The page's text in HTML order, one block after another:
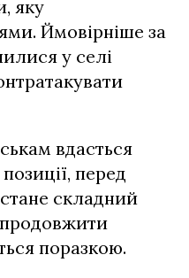
яку
Ймовірніше за
у селі
вдасться
перед
складний
продовжити
поразкою.